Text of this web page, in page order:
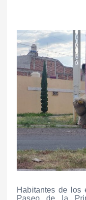
Habitantes de los
Paseo de la